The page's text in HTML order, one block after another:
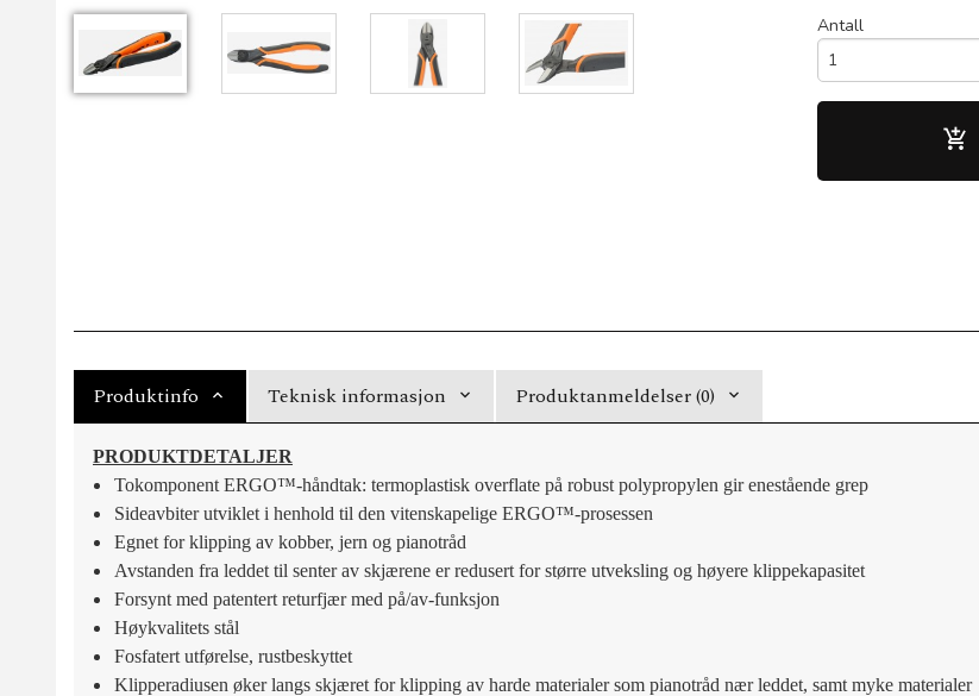
Antall
Produktinfo Teknisk informasjon Produktanmeldelser (0)
PRODUKTDETALJER
Tokomponent ERGO™-håndtak: termoplastisk overflate på robust polypropylen gir enestående grep
Sideavbiter utviklet i henhold til den vitenskapelige ERGO™-prosessen
Egnet for klipping av kobber, jern og pianotråd
Avstanden fra leddet til senter av skjærene er redusert for større utveksling og høyere klippekapasitet
Forsynt med patentert returfjær med på/av-funksjon
Høykvalitets stål
Fosfatert utførelse, rustbeskyttet
Klipperadiusen øker langs skjæret for klipping av harde materialer som pianotråd nær leddet, samt myke materialer